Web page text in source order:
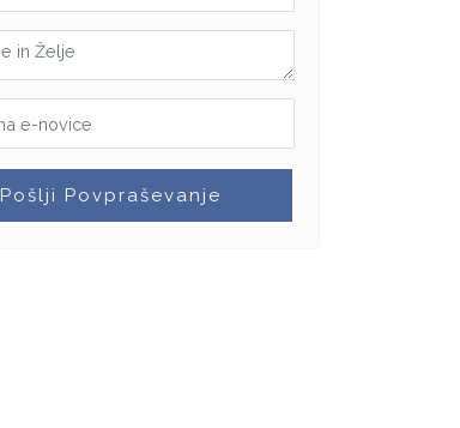
Pošlji Povpraševanje